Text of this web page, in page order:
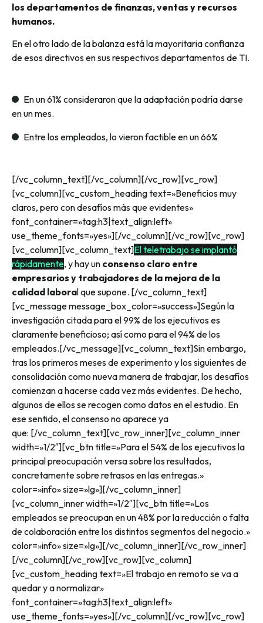
los departamentos de finanzas, ventas y recursos
humanos.
En el otro lado de la balanza está la mayoritaria confianza
de esos directivos en sus respectivos departamentos de TI.
En un 61% consideraron que la adaptación podría darse
en un mes.
Entre los empleados, lo vieron factible en un 66%
[/vc_column_text][/vc_column][/vc_row][vc_row]
[vc_column][vc_custom_heading text=»Beneficios muy
claros, pero con desafíos más que evidentes»
font_container=»tag:h3|text_align:left»
use_theme_fonts=»yes»][/vc_column][/vc_row][vc_row]
[vc_column][vc_column_text]El teletrabajo se implantó
rápidamente, y hay un consenso claro entre
empresarios y trabajadores de la mejora de la
calidad laboral que supone. [/vc_column_text]
[vc_message message_box_color=»success»]Según la
investigación citada para el 99% de los ejecutivos es
claramente beneficioso; así como para el 94% de los
empleados.[/vc_message][vc_column_text]Sin embargo,
tras los primeros meses de experimento y los siguientes de
consolidación como nueva manera de trabajar, los desafíos
comienzan a hacerse cada vez más evidentes. De hecho,
algunos de ellos se recogen como datos en el estudio. En
ese sentido, el consenso no aparece ya
que: [/vc_column_text][vc_row_inner][vc_column_inner
width=»1/2″][vc_btn title=»Para el 54% de los ejecutivos la
principal preocupación versa sobre los resultados,
concretamente sobre retrasos en las entregas.»
color=»info» size=»lg»][/vc_column_inner]
[vc_column_inner width=»1/2″][vc_btn title=»Los
empleados se preocupan en un 48% por la reducción o falta
de colaboración entre los distintos segmentos del negocio.»
color=»info» size=»lg»][/vc_column_inner][/vc_row_inner]
[/vc_column][/vc_row][vc_row][vc_column]
[vc_custom_heading text=»El trabajo en remoto se va a
quedar y a normalizar»
font_container=»tag:h3|text_align:left»
use_theme_fonts=»yes»][/vc_column][/vc_row][vc_row]